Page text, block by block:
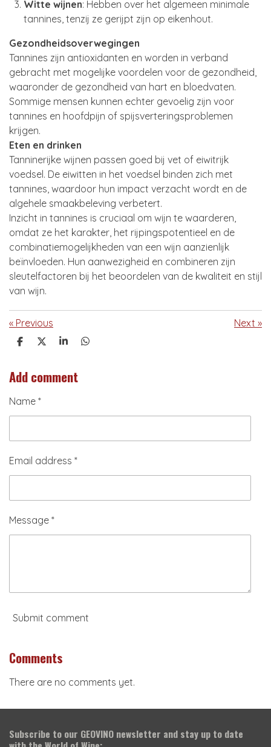
Witte wijnen: Hebben over het algemeen minimale
tannines, tenzij ze gerijpt zijn op eikenhout.
Gezondheidsoverwegingen
Tannines zijn antioxidanten en worden in verband
gebracht met mogelijke voordelen voor de gezondheid,
waaronder de gezondheid van hart en bloedvaten.
Sommige mensen kunnen echter gevoelig zijn voor
tannines en hoofdpijn of spijsverteringsproblemen
krijgen.
Eten en drinken
Tanninerijke wijnen passen goed bij vet of eiwitrijk
voedsel. De eiwitten in het voedsel binden zich met
tannines, waardoor hun impact verzacht wordt en de
algehele smaakbeleving verbetert.
Inzicht in tannines is cruciaal om wijn te waarderen,
omdat ze het karakter, het rijpingspotentieel en de
combinatiemogelijkheden van een wijn aanzienlijk
beïnvloeden. Hun aanwezigheid en combineren zijn
sleutelfactoren bij het beoordelen van de kwaliteit en stijl
van wijn.
« Previous Next »
S
r
e
S
r
e
S
r
e
S
Add comment
Name *
Email address *
Message *
Submit comment
Comments
There are no comments yet.
Subscribe to our GEOVINO newsletter and stay up to date